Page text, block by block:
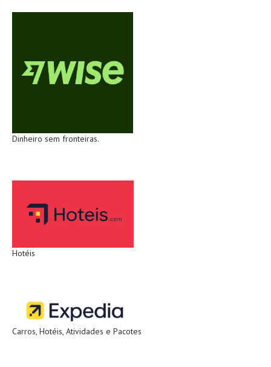
Dinheiro sem fronteiras.
Hotéis
Carros, Hotéis, Atividades e Pacotes